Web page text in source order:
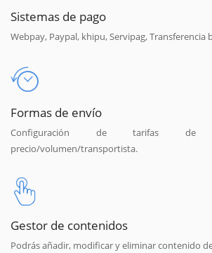
Sistemas de pago
Webpay, Paypal, khipu, Servipag, Transferencia
Formas de envío
Configuración de tarifas de
precio/volumen/transportista.
Gestor de contenidos
Podrás añadir, modificar y eliminar contenido